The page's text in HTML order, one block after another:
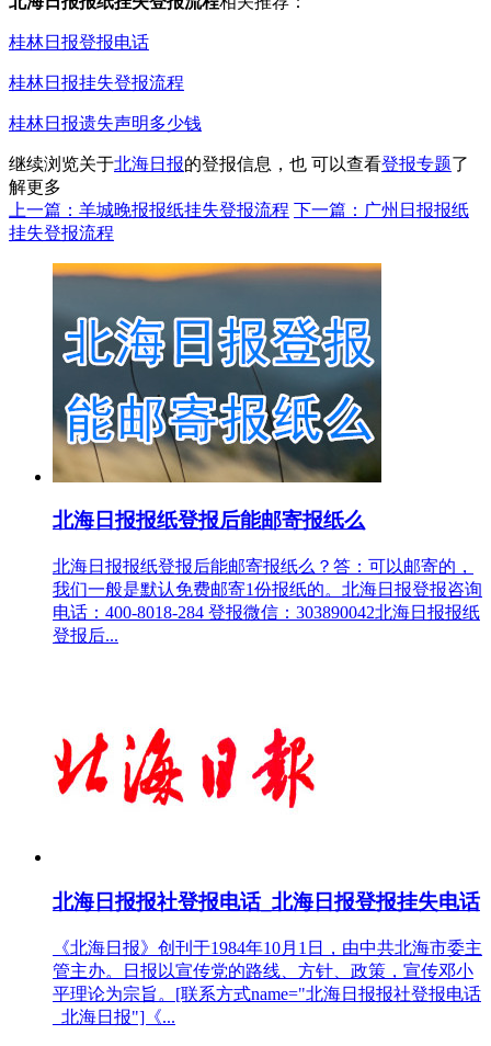
桂林日报登报电话
桂林日报挂失登报流程
桂林日报遗失声明多少钱
继续浏览关于北海日报的登报信息，也 可以查看登报专题了
解更多
上一篇：羊城晚报报纸挂失登报流程 下一篇：广州日报报纸
挂失登报流程
北海日报报纸登报后能邮寄报纸么
北海日报报纸登报后能邮寄报纸么？答：可以邮寄的，
我们一般是默认免费邮寄1份报纸的。北海日报登报咨询
电话：400-8018-284 登报微信：303890042北海日报报纸
登报后...
北海日报报社登报电话_北海日报登报挂失电话
《北海日报》创刊于1984年10月1日，由中共北海市委主
管主办。日报以宣传党的路线、方针、政策，宣传邓小
平理论为宗旨。[联系方式name="北海日报报社登报电话
_北海日报"]《...